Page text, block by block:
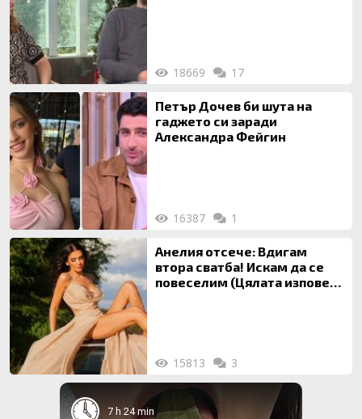
18669 17
Петър Дочев би шута на
гаджето си заради
Александра Фейгин
16387 1
Анелия отсече: Вдигам
втора сватба! Искам да се
повеселим (Цялата изповед
15813 3
7 h 24 min